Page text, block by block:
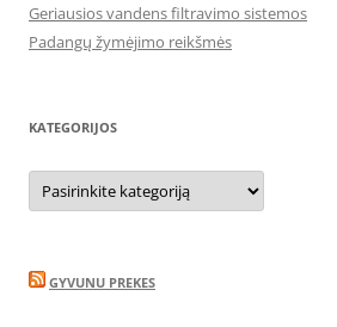
Geriausios vandens filtravimo sistemos
Padangų žymėjimo reikšmės
KATEGORIJOS
Kategorijos
GYVUNU PREKES